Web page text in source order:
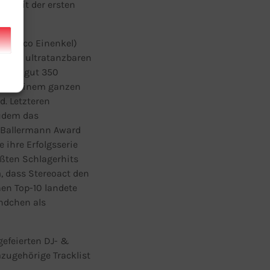
mit der ersten
(Rico Einenkel)
ultratanzbaren
gut 350
einem ganzen
Letzteren
das
Award
ihre Erfolgsserie
Schlagerhits
dass Stereoact den
Top-10 landete
als
DJ- &
Tracklist